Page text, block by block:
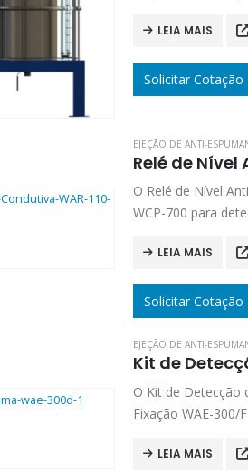
LEIA MAIS
Solicitar Cotação
EJEÇÃO DE ANTI-
Relé de Nível
O Relé de Nível
WCP-700 para
LEIA MAIS
Solicitar Cotação
EJEÇÃO DE ANTI-
Kit de
O Kit de Detecção
Fixação WAE-
LEIA MAIS